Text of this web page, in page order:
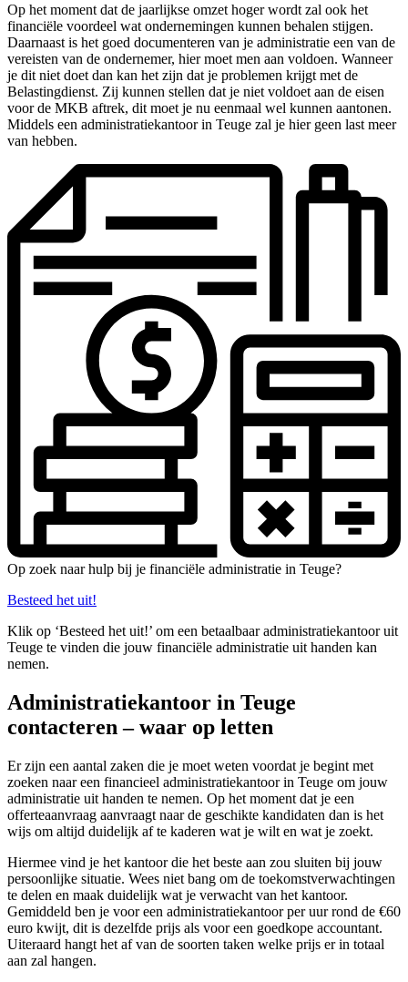
Op het moment dat de jaarlijkse omzet hoger wordt zal ook het
financiële voordeel wat ondernemingen kunnen behalen stijgen.
Daarnaast is het goed documenteren van je administratie een van de
vereisten van de ondernemer, hier moet men aan voldoen. Wanneer
je dit niet doet dan kan het zijn dat je problemen krijgt met de
Belastingdienst. Zij kunnen stellen dat je niet voldoet aan de eisen
voor de MKB aftrek, dit moet je nu eenmaal wel kunnen aantonen.
Middels een administratiekantoor in Teuge zal je hier geen last meer
van hebben.
Op zoek naar hulp bij je financiële administratie in Teuge?
Besteed het uit!
Klik op ‘Besteed het uit!’ om een betaalbaar administratiekantoor uit
Teuge te vinden die jouw financiële administratie uit handen kan
nemen.
Administratiekantoor in Teuge
contacteren – waar op letten
Er zijn een aantal zaken die je moet weten voordat je begint met
zoeken naar een financieel administratiekantoor in Teuge om jouw
administratie uit handen te nemen. Op het moment dat je een
offerteaanvraag aanvraagt naar de geschikte kandidaten dan is het
wijs om altijd duidelijk af te kaderen wat je wilt en wat je zoekt.
Hiermee vind je het kantoor die het beste aan zou sluiten bij jouw
persoonlijke situatie. Wees niet bang om de toekomstverwachtingen
te delen en maak duidelijk wat je verwacht van het kantoor.
Gemiddeld ben je voor een administratiekantoor per uur rond de €60
euro kwijt, dit is dezelfde prijs als voor een goedkope accountant.
Uiteraard hangt het af van de soorten taken welke prijs er in totaal
aan zal hangen.